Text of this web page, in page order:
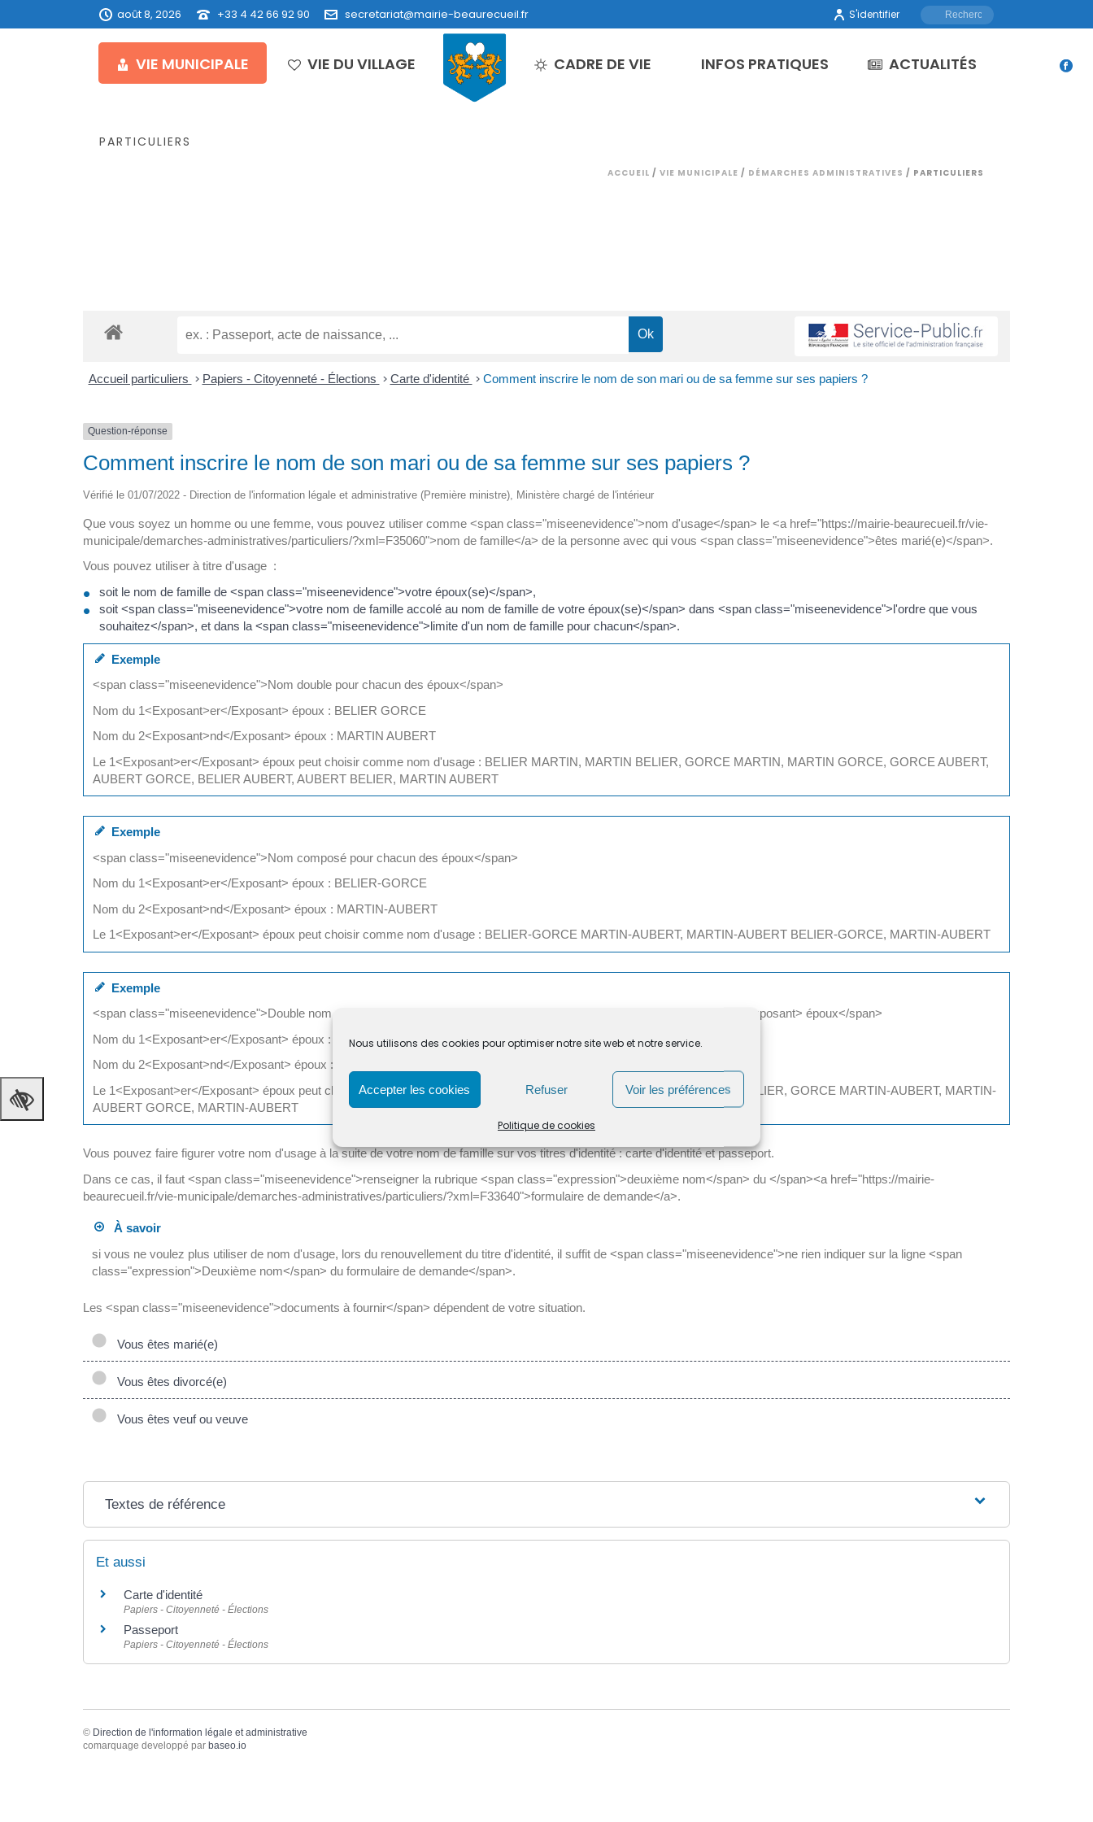
Nous utilisons des cookies pour optimiser notre site web et notre service.
Accepter les cookies Refuser Voir les préférences
Politique de cookies
août 8, 2026 +33 4 42 66 92 90 secretariat@mairie-beaurecueil.fr S'identifier
VIE MUNICIPALE VIE DU VILLAGE CADRE DE VIE INFOS PRATIQUES ACTUALITÉS
PARTICULIERS
ACCUEIL / VIE MUNICIPALE / DÉMARCHES ADMINISTRATIVES / PARTICULIERS
Accueil particuliers > Papiers - Citoyenneté - Élections > Carte d'identité > Comment inscrire le nom de son mari ou de sa femme sur ses papiers ?
Question-réponse
Comment inscrire le nom de son mari ou de sa femme sur ses papiers ?
Vérifié le 01/07/2022 - Direction de l'information légale et administrative (Première ministre), Ministère chargé de l'intérieur
Que vous soyez un homme ou une femme, vous pouvez utiliser comme <span class="miseenevidence">nom d'usage</span> le <a href="https://mairie-beaurecueil.fr/vie-
municipale/demarches-administratives/particuliers/?xml=F35060">nom de famille</a> de la personne avec qui vous <span class="miseenevidence">êtes marié(e)</span>.
Vous pouvez utiliser à titre d'usage :
soit le nom de famille de <span class="miseenevidence">votre époux(se)</span>,
soit <span class="miseenevidence">votre nom de famille accolé au nom de famille de votre époux(se)</span> dans <span class="miseenevidence">l'ordre que vous
souhaitez</span>, et dans la <span class="miseenevidence">limite d'un nom de famille pour chacun</span>.
Exemple
<span class="miseenevidence">Nom double pour chacun des époux</span>
Nom du 1<Exposant>er</Exposant> époux : BELIER GORCE
Nom du 2<Exposant>nd</Exposant> époux : MARTIN AUBERT
Le 1<Exposant>er</Exposant> époux peut choisir comme nom d'usage : BELIER MARTIN, MARTIN BELIER, GORCE MARTIN, MARTIN GORCE, GORCE AUBERT,
AUBERT GORCE, BELIER AUBERT, AUBERT BELIER, MARTIN AUBERT
Exemple
<span class="miseenevidence">Nom composé pour chacun des époux</span>
Nom du 1<Exposant>er</Exposant> époux : BELIER-GORCE
Nom du 2<Exposant>nd</Exposant> époux : MARTIN-AUBERT
Le 1<Exposant>er</Exposant> époux peut choisir comme nom d'usage : BELIER-GORCE MARTIN-AUBERT, MARTIN-AUBERT BELIER-GORCE, MARTIN-AUBERT
Exemple
<span class="miseenevidence">Double nom du 1<Exposant>er</Exposant> époux et nom composé du 2<Exposant>nd</Exposant> époux</span>
Nom du 1<Exposant>er</Exposant> époux : BELIER GORCE
Nom du 2<Exposant>nd</Exposant> époux : MARTIN-AUBERT
Le 1<Exposant>er</Exposant> époux peut choisir comme nom d'usage : BELIER MARTIN-AUBERT, MARTIN-AUBERT BELIER, GORCE MARTIN-AUBERT, MARTIN-
AUBERT GORCE, MARTIN-AUBERT
Vous pouvez faire figurer votre nom d'usage à la suite de votre nom de famille sur vos titres d'identité : carte d'identité et passeport.
Dans ce cas, il faut <span class="miseenevidence">renseigner la rubrique <span class="expression">deuxième nom</span> du </span><a href="https://mairie-
beaurecueil.fr/vie-municipale/demarches-administratives/particuliers/?xml=F33640">formulaire de demande</a>.
À savoir
si vous ne voulez plus utiliser de nom d'usage, lors du renouvellement du titre d'identité, il suffit de <span class="miseenevidence">ne rien indiquer sur la ligne <span
class="expression">Deuxième nom</span> du formulaire de demande</span>.
Les <span class="miseenevidence">documents à fournir</span> dépendent de votre situation.
Vous êtes marié(e)
Vous êtes divorcé(e)
Vous êtes veuf ou veuve
Textes de référence
Et aussi
Carte d'identité
Papiers - Citoyenneté - Élections
Passeport
Papiers - Citoyenneté - Élections
© Direction de l'information légale et administrative
comarquage developpé par baseo.io